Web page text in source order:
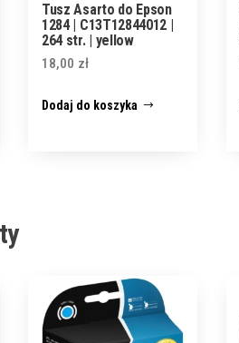
Tusz Asarto do Epson
1284 | C13T12844012 |
264 str. | yellow
18,00 zł
Dodaj do koszyka